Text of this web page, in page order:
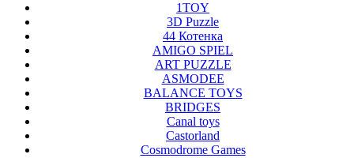
1TOY
3D Puzzle
44 Котенка
AMIGO SPIEL
ART PUZZLE
ASMODEE
BALANCE TOYS
BRIDGES
Canal toys
Castorland
Cosmodrome Games